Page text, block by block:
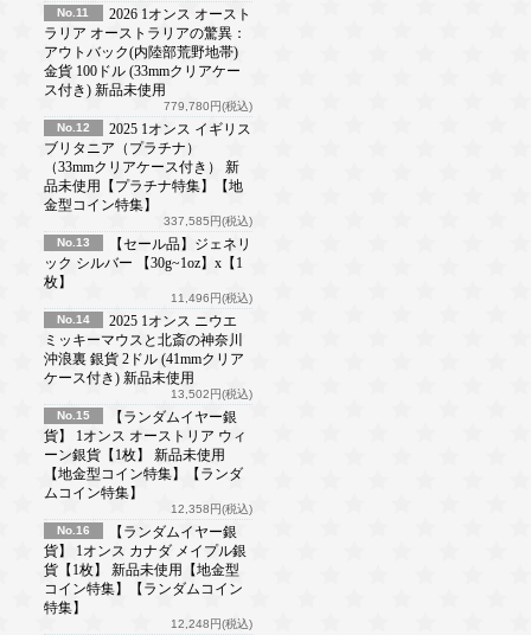
No.11
2026 1オンス オースト
ラリア オーストラリアの驚異：
アウトバック(内陸部荒野地帯)
金貨 100ドル (33mmクリアケー
ス付き) 新品未使用
779,780円(税込)
No.12
2025 1オンス イギリス
ブリタニア（プラチナ）
（33mmクリアケース付き） 新
品未使用【プラチナ特集】【地
金型コイン特集】
337,585円(税込)
No.13
【セール品】ジェネリ
ック シルバー 【30g~1oz】x【1
枚】
11,496円(税込)
No.14
2025 1オンス ニウエ
ミッキーマウスと北斎の神奈川
沖浪裏 銀貨 2ドル (41mmクリア
ケース付き) 新品未使用
13,502円(税込)
No.15
【ランダムイヤー銀
貨】 1オンス オーストリア ウィ
ーン銀貨【1枚】 新品未使用
【地金型コイン特集】【ランダ
ムコイン特集】
12,358円(税込)
No.16
【ランダムイヤー銀
貨】 1オンス カナダ メイプル銀
貨【1枚】 新品未使用【地金型
コイン特集】【ランダムコイン
特集】
12,248円(税込)